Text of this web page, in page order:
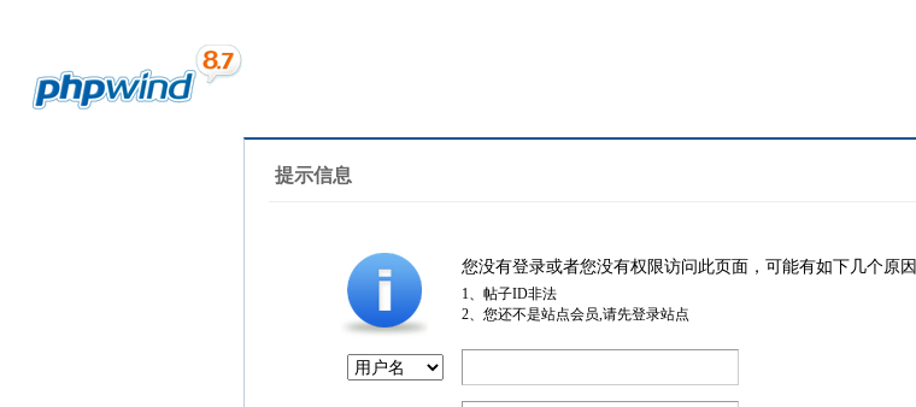
提示信息
您没有登录或者您没有权限访问此页面，可能有如下几个原因
1、帖子ID非法
2、您还不是站点会员,请先登录站点